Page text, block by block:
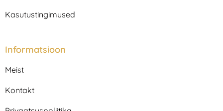
Kasutustingimused
Informatsioon
Meist
Kontakt